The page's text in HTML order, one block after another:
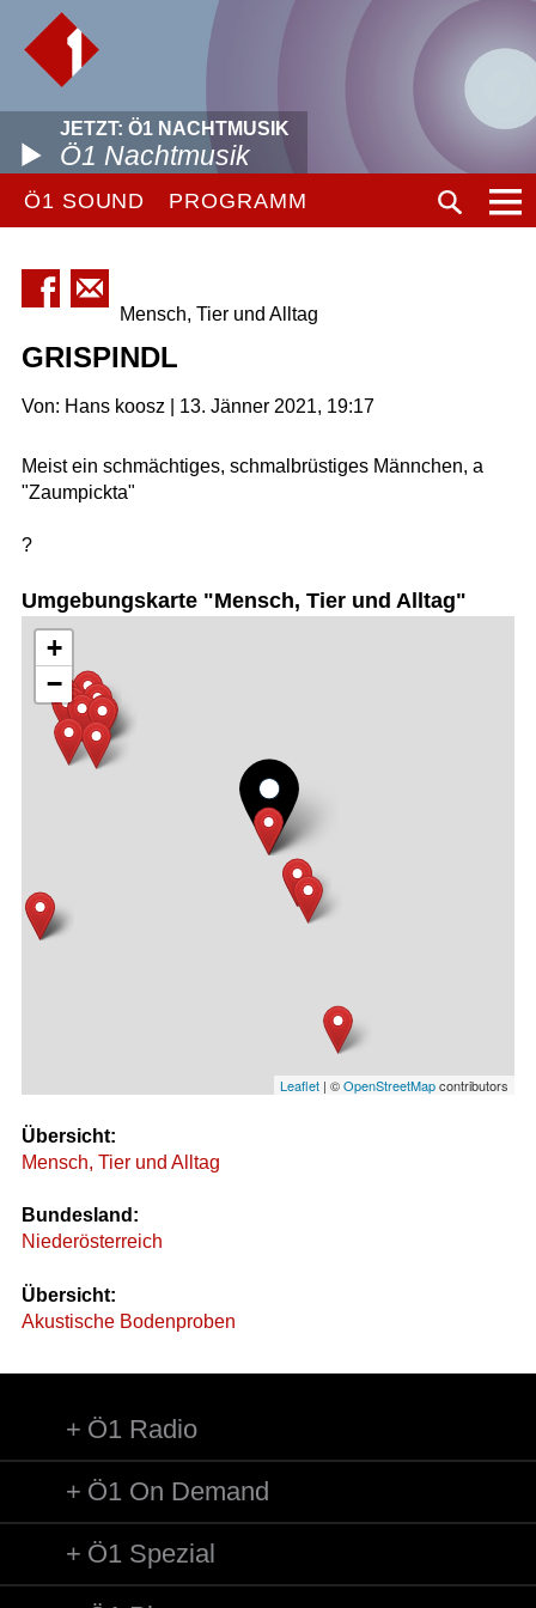
JETZT: Ö1 NACHTMUSIK
Ö1 Nachtmusik
Ö1 SOUND PROGRAMM
Mensch, Tier und Alltag
GRISPINDL
Von: Hans koosz | 13. Jänner 2021, 19:17
Meist ein schmächtiges, schmalbrüstiges Männchen, a
"Zaumpickta"
?
Umgebungskarte "Mensch, Tier und Alltag"
+
−
Leaflet | ©OpenStreetMapcontributors
Übersicht:
Mensch, Tier und Alltag
Bundesland:
Niederösterreich
Übersicht:
Akustische Bodenproben
Ö1 Radio
Ö1 On Demand
Ö1 Spezial